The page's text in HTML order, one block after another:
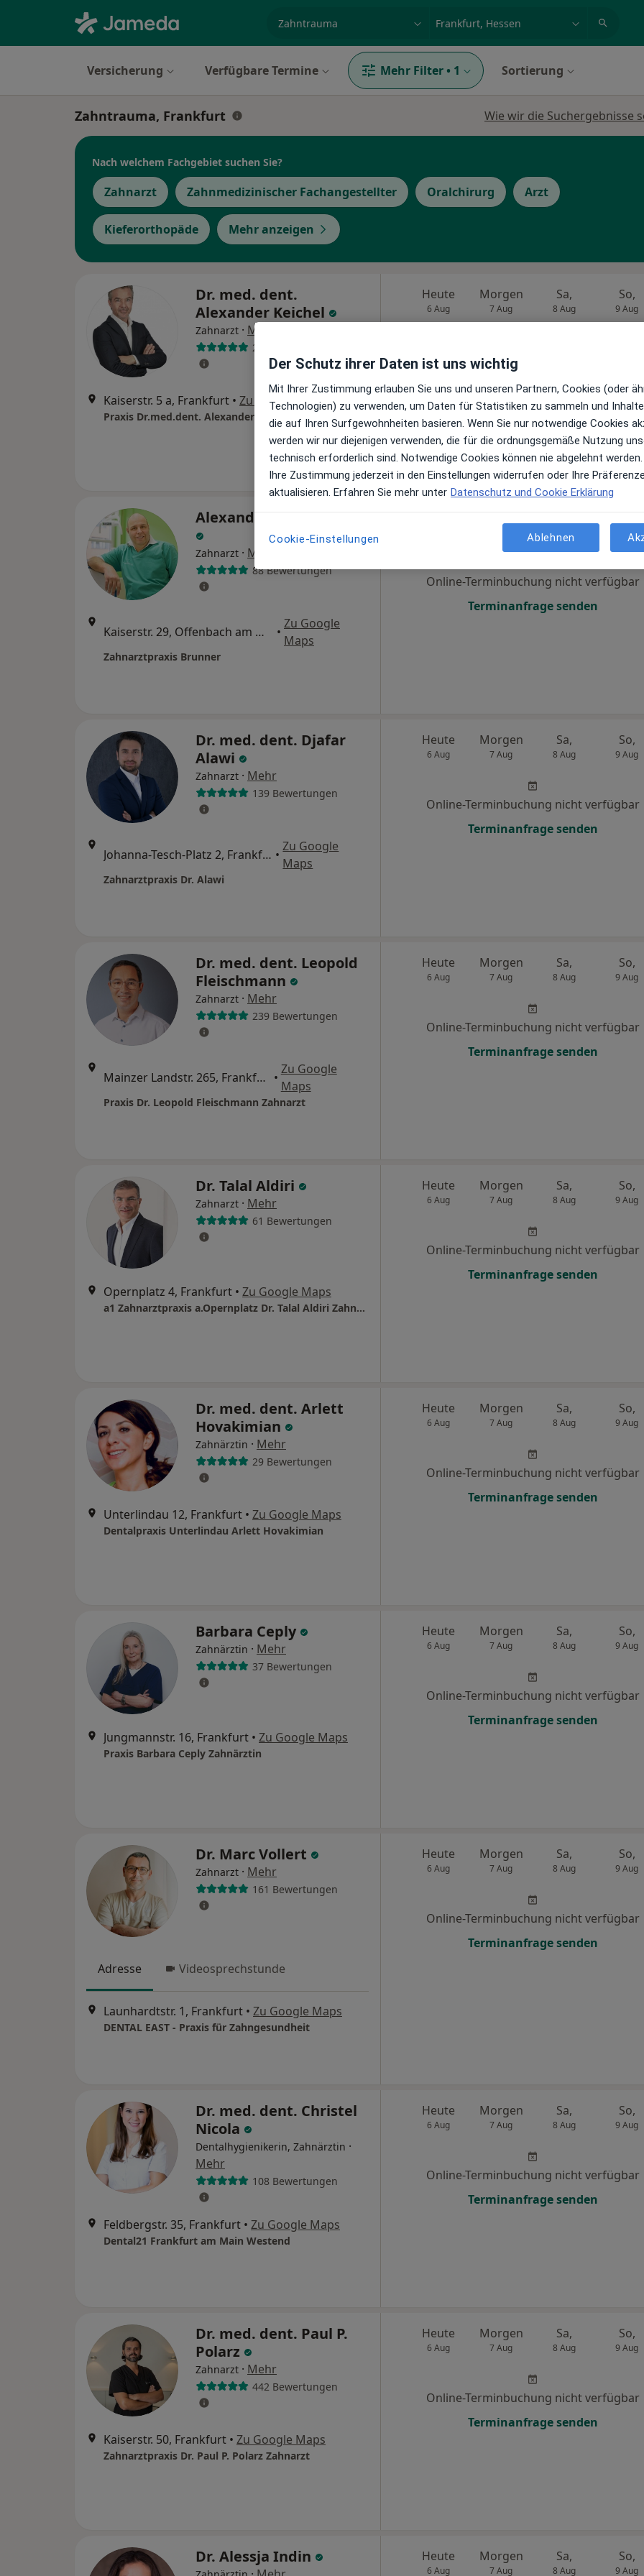
Versicherung Verfügbare Termine Mehr Filter • 1 Sortierung
Zahntrauma, Frankfurt Wie wir die Suchergebnisse
Nach welchem Fachgebiet suchen Sie?
Zahnarzt Zahnmedizinischer Fachangestellter Oralchirurg Arzt
Kieferorthopäde Mehr anzeigen
Dr. med. dent.
Alexander Keichel
Zahnarzt · Mehr
220 Bewertungen
Kaiserstr. 5 a, Frankfurt • Zu Google Maps
Praxis Dr.med.dent. Alexander Keichel Zahnarzt
Heute
6 Aug
Morgen
7 Aug
Sa,
8 Aug
So,
9 Aug
Online-Terminbuchung nicht verfügbar
Terminanfrage senden
Alexander Rolf Brunner
Zahnarzt · Mehr
88 Bewertungen
Kaiserstr. 29, Offenbach am Main •
Zu Google
Maps
Zahnarztpraxis Brunner
9 Aug
Online-Terminbuchung nicht verfügbar
Terminanfrage senden
Dr. med. dent. Djafar
Alawi
Zahnarzt · Mehr
139 Bewertungen
Johanna-Tesch-Platz 2, Frankfurt •
Zu Google
Maps
Zahnarztpraxis Dr. Alawi
Heute
6 Aug
Morgen
7 Aug
Sa,
8 Aug
So,
9 Aug
Online-Terminbuchung nicht verfügbar
Terminanfrage senden
Dr. med. dent. Leopold
Fleischmann
Zahnarzt · Mehr
239 Bewertungen
Mainzer Landstr. 265, Frankfurt •
Zu Google
Maps
Praxis Dr. Leopold Fleischmann Zahnarzt
Heute
6 Aug
Morgen
7 Aug
Sa,
8 Aug
So,
9 Aug
Online-Terminbuchung nicht verfügbar
Terminanfrage senden
Dr. Talal Aldiri
Zahnarzt · Mehr
61 Bewertungen
Opernplatz 4, Frankfurt • Zu Google Maps
a1 Zahnarztpraxis a.Opernplatz Dr. Talal Aldiri Zahnarzt
Heute
6 Aug
Morgen
7 Aug
Sa,
8 Aug
So,
9 Aug
Online-Terminbuchung nicht verfügbar
Terminanfrage senden
Dr. med. dent. Arlett
Hovakimian
Zahnärztin · Mehr
29 Bewertungen
Unterlindau 12, Frankfurt • Zu Google Maps
Dentalpraxis Unterlindau Arlett Hovakimian
Heute
6 Aug
Morgen
7 Aug
Sa,
8 Aug
So,
9 Aug
Online-Terminbuchung nicht verfügbar
Terminanfrage senden
Barbara Ceply
Zahnärztin · Mehr
37 Bewertungen
Jungmannstr. 16, Frankfurt • Zu Google Maps
Praxis Barbara Ceply Zahnärztin
Heute
6 Aug
Morgen
7 Aug
Sa,
8 Aug
So,
9 Aug
Online-Terminbuchung nicht verfügbar
Terminanfrage senden
Dr. Marc Vollert
Zahnarzt · Mehr
161 Bewertungen
Adresse Videosprechstunde
Launhardtstr. 1, Frankfurt • Zu Google Maps
DENTAL EAST - Praxis für Zahngesundheit
Heute
6 Aug
Morgen
7 Aug
Sa,
8 Aug
So,
9 Aug
Online-Terminbuchung nicht verfügbar
Terminanfrage senden
Dr. med. dent. Christel
Nicola
Dentalhygienikerin, Zahnärztin ·
Mehr
108 Bewertungen
Feldbergstr. 35, Frankfurt • Zu Google Maps
Dental21 Frankfurt am Main Westend
Heute
6 Aug
Morgen
7 Aug
Sa,
8 Aug
So,
9 Aug
Online-Terminbuchung nicht verfügbar
Terminanfrage senden
Dr. med. dent. Paul P.
Polarz
Zahnarzt · Mehr
442 Bewertungen
Kaiserstr. 50, Frankfurt • Zu Google Maps
Zahnarztpraxis Dr. Paul P. Polarz Zahnarzt
Heute
6 Aug
Morgen
7 Aug
Sa,
8 Aug
So,
9 Aug
Online-Terminbuchung nicht verfügbar
Terminanfrage senden
Dr. Alessja Indin Heute
6 Aug
Morgen
7 Aug
Sa,
8 Aug
So,
9 Aug
Der Schutz ihrer Daten ist uns wichtig
Mit Ihrer Zustimmung erlauben Sie uns und unseren Partnern, Cookies (oder
Technologien) zu verwenden, um Daten für Statistiken zu sammeln und
die auf Ihren Surfgewohnheiten basieren. Wenn Sie nur notwendige Cookies
werden wir nur diejenigen verwenden, die für die ordnungsgemäße Nutzung
technisch erforderlich sind. Notwendige Cookies können nie abgelehnt werden.
Ihre Zustimmung jederzeit in den Einstellungen widerrufen oder Ihre
aktualisieren. Erfahren Sie mehr unter Datenschutz und Cookie Erklärung
Cookie-Einstellungen Ablehnen